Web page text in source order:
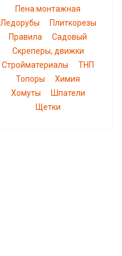
Пена монтажная
Ледорубы
Плиткорезы
Правила
Садовый
Скреперы, движки
Стройматериалы
ТНП
Топоры
Химия
Хомуты
Шпатели
Щетки